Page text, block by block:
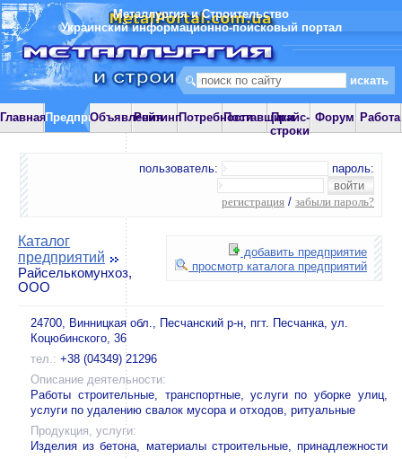
Металлургия и Строительство
Украинский информационно-поисковый портал
ГлавнаяПредприятияОбъявления
РейтингПотребностиПоставщики
Прайс-
строки
Форум Работа
пользователь: пароль:
регистрация / забыли пароль?
добавить предприятие
просмотр каталога предприятий
Каталог
предприятий
Райселькомунхоз,
ООО
24700, Винницкая обл., Песчанский р-н, пгт. Песчанка, ул.
Коцюбинского, 36
тел.: +38 (04349) 21296
Описание деятельности:
Работы строительные, транспортные, услуги по уборке улиц,
услуги по удалению свалок мусора и отходов, ритуальные
Продукция, услуги:
Изделия из бетона, материалы строительные, принадлежности